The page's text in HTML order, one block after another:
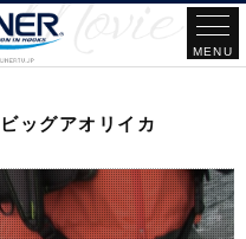
ッグアオリイカ